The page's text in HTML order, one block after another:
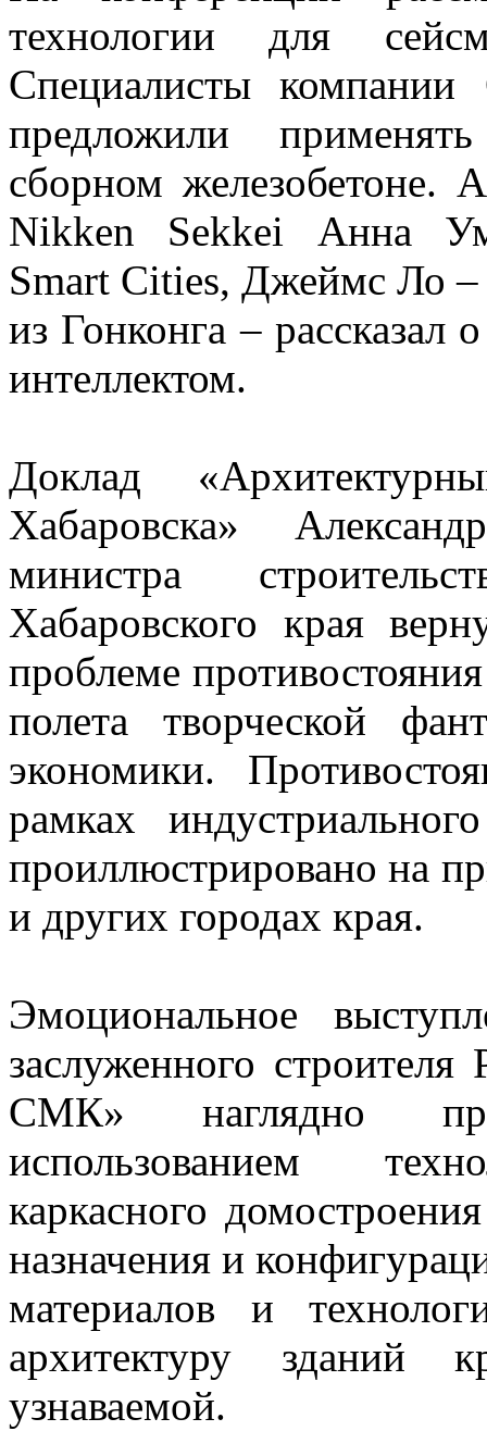
технологии для
Специалисты
предложили
сборном железобетоне.
Nikken Sekkei Анна
Smart Cities, Джеймс Ло –
из Гонконга – рассказал
интеллектом.
Доклад
Хабаровска»
министра
Хабаровского края
проблеме
полета творческой
экономики.
рамках
проиллюстрировано на
и других городах края.
Эмоциональное
заслуженного
СМК» наглядно
использованием
каркасного
назначения и
материалов и
архитектуру зданий
узнаваемой.